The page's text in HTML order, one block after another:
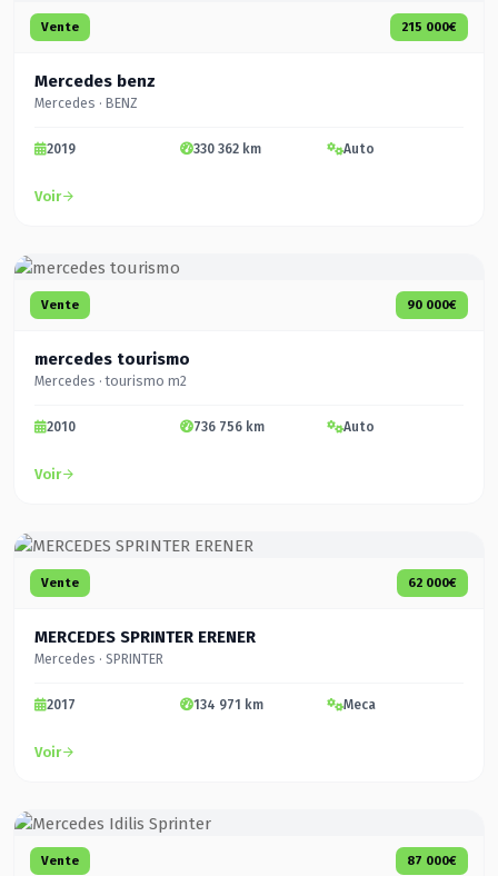
Vente 215 000€
Mercedes benz
Mercedes · BENZ
2019 330 362 km Auto
Voir
Vente 90 000€
mercedes tourismo
Mercedes · tourismo m2
2010 736 756 km Auto
Voir
Vente 62 000€
MERCEDES SPRINTER ERENER
Mercedes · SPRINTER
2017 134 971 km Meca
Voir
Vente 87 000€